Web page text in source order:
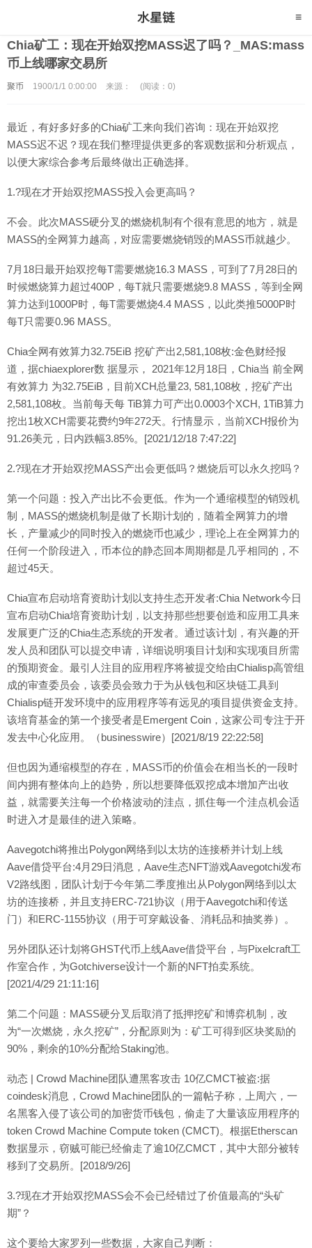
Chia矿工：现在开始双挖MASS迟了吗？_MAS:mass
币上线哪家交易所
聚币 1900/1/1 0:00:00 来源： (阅读：0)
最近，有好多好多的Chia矿工来向我们咨询：现在开始双挖
MASS迟不迟？现在我们整理提供更多的客观数据和分析观点，
以便大家综合参考后最终做出正确选择。
1.?现在才开始双挖MASS投入会更高吗？
不会。此次MASS硬分叉的燃烧机制有个很有意思的地方，就是
MASS的全网算力越高，对应需要燃烧销毁的MASS币就越少。
7月18日最开始双挖每T需要燃烧16.3 MASS，可到了7月28日的
时候燃烧算力超过400P，每T就只需要燃烧9.8 MASS，等到全网
算力达到1000P时，每T需要燃烧4.4 MASS，以此类推5000P时
每T只需要0.96 MASS。
Chia全网有效算力32.75EiB 挖矿产出2,581,108枚:金色财经报
道，据chiaexplorer数 据显示， 2021年12月18日，Chia当 前全网
有效算力 为32.75EiB，目前XCH总量23, 581,108枚，挖矿产出
2,581,108枚。当前每天每 TiB算力可产出0.0003个XCH, 1TiB算力
挖出1枚XCH需要花费约9年272天。行情显示，当前XCH报价为
91.26美元，日内跌幅3.85%。[2021/12/18 7:47:22]
2.?现在才开始双挖MASS产出会更低吗？燃烧后可以永久挖吗？
第一个问题：投入产出比不会更低。作为一个通缩模型的销毁机
制，MASS的燃烧机制是做了长期计划的，随着全网算力的增
长，产量减少的同时投入的燃烧币也减少，理论上在全网算力的
任何一个阶段进入，币本位的静态回本周期都是几乎相同的，不
超过45天。
Chia宣布启动培育资助计划以支持生态开发者:Chia Network今日
宣布启动Chia培育资助计划，以支持那些想要创造和应用工具来
发展更广泛的Chia生态系统的开发者。通过该计划，有兴趣的开
发人员和团队可以提交申请，详细说明项目计划和实现项目所需
的预期资金。最引人注目的应用程序将被提交给由Chialisp高管组
成的审查委员会，该委员会致力于为从钱包和区块链工具到
Chialisp链开发环境中的应用程序等有远见的项目提供资金支持。
该培育基金的第一个接受者是Emergent Coin，这家公司专注于开
发去中心化应用。（businesswire）[2021/8/19 22:22:58]
但也因为通缩模型的存在，MASS币的价值会在相当长的一段时
间内拥有整体向上的趋势，所以想要降低双挖成本增加产出收
益，就需要关注每一个价格波动的洼点，抓住每一个洼点机会适
时进入才是最佳的进入策略。
Aavegotchi将推出Polygon网络到以太坊的连接桥并计划上线
Aave借贷平台:4月29日消息，Aave生态NFT游戏Aavegotchi发布
V2路线图，团队计划于今年第二季度推出从Polygon网络到以太
坊的连接桥，并且支持ERC-721协议（用于Aavegotchi和传送
门）和ERC-1155协议（用于可穿戴设备、消耗品和抽奖券）。
另外团队还计划将GHST代币上线Aave借贷平台，与Pixelcraft工
作室合作，为Gotchiverse设计一个新的NFT拍卖系统。
[2021/4/29 21:11:16]
第二个问题：MASS硬分叉后取消了抵押挖矿和博弈机制，改
为“一次燃烧，永久挖矿”，分配原则为：矿工可得到区块奖励的
90%，剩余的10%分配给Staking池。
动态 | Crowd Machine团队遭黑客攻击 10亿CMCT被盗:据
coindesk消息，Crowd Machine团队的一篇帖子称，上周六，一
名黑客入侵了该公司的加密货币钱包，偷走了大量该应用程序的
token Crowd Machine Compute token (CMCT)。根据Etherscan
数据显示，窃贼可能已经偷走了逾10亿CMCT，其中大部分被转
移到了交易所。[2018/9/26]
3.?现在才开始双挖MASS会不会已经错过了价值最高的“头矿
期”？
这个要给大家罗列一些数据，大家自己判断：